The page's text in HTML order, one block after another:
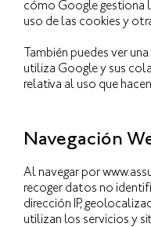
cómo Google gestiona
uso de las cookies y
También puedes ver
utiliza Google y sus
relativa al uso que
Navegación
Al navegar por
recoger datos no
dirección IP,
utilizan los servicios y